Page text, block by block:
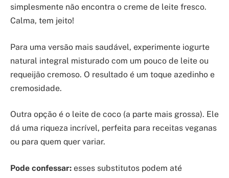
simplesmente não encontra o creme de leite fresco.
Calma, tem jeito!
Para uma versão mais saudável, experimente iogurte
natural integral misturado com um pouco de leite ou
requeijão cremoso. O resultado é um toque azedinho e
cremosidade.
Outra opção é o leite de coco (a parte mais grossa). Ele
dá uma riqueza incrível, perfeita para receitas veganas
ou para quem quer variar.
Pode confessar: esses substitutos podem até